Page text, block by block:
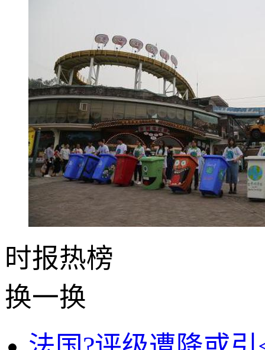
时报热榜
换一换